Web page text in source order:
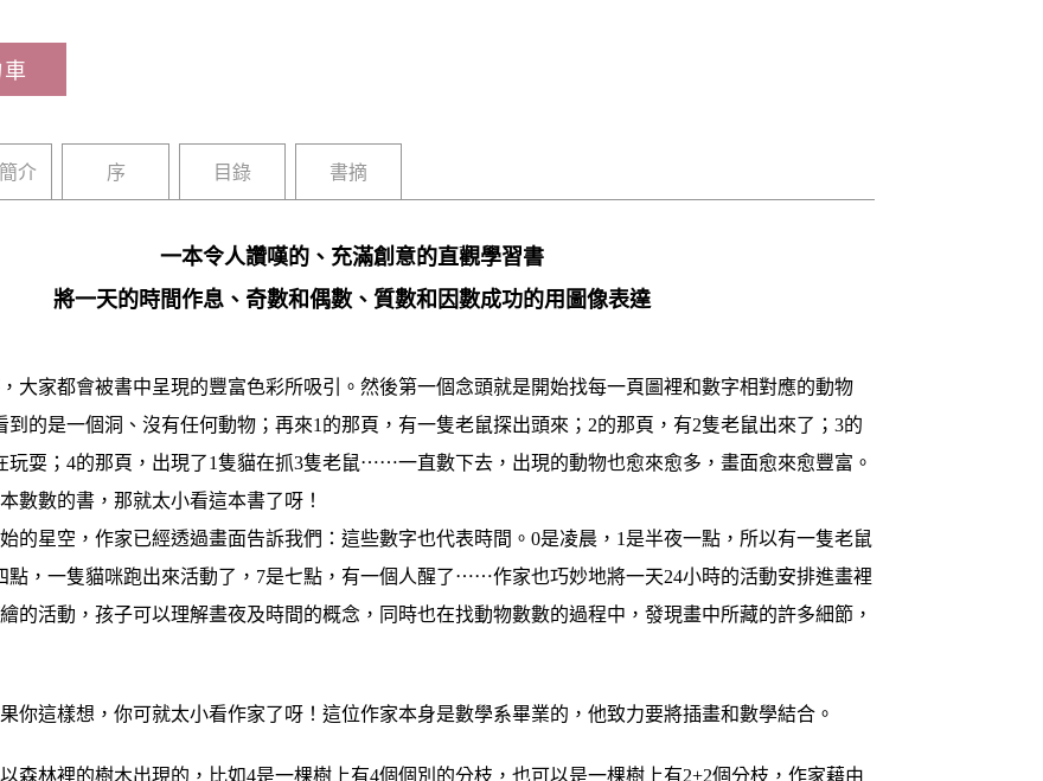
介 序 目錄 書摘
一本令人讚嘆的、充滿創意的直觀學習書
將一天的時間作息、奇數和偶數、質數和因數成功的用圖像表達
大家都會被書中呈現的豐富色彩所吸引。然後第一個念頭就是開始找每一頁圖裡和數字相對應的動物
到的是一個洞、沒有任何動物；再來1的那頁，有一隻老鼠探出頭來；2的那頁，有2隻老鼠出來了；3的
玩耍；4的那頁，出現了1隻貓在抓3隻老鼠⋯⋯一直數下去，出現的動物也愈來愈多，畫面愈來愈豐富。
數數的書，那就太小看這本書了呀！
的星空，作家已經透過畫面告訴我們：這些數字也代表時間。0是凌晨，1是半夜一點，所以有一隻老鼠
，一隻貓咪跑出來活動了，7是七點，有一個人醒了⋯⋯作家也巧妙地將一天24小時的活動安排進畫裡
的活動，孩子可以理解晝夜及時間的概念，同時也在找動物數數的過程中，發現畫中所藏的許多細節，
你這樣想，你可就太小看作家了呀！這位作家本身是數學系畢業的，他致力要將插畫和數學結合。
森林裡的樹木出現的，比如4是一棵樹上有4個個別的分枝，也可以是一棵樹上有2+2個分枝，作家藉由